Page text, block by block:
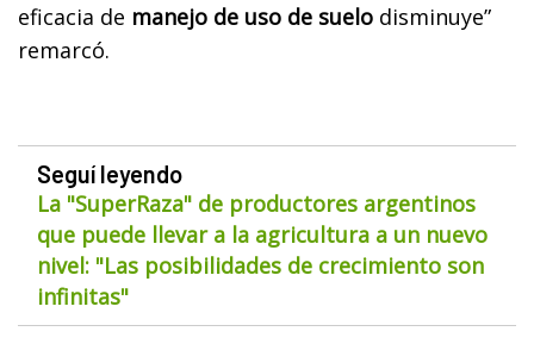
eficacia de manejo de uso de suelo disminuye”
remarcó.
Seguí leyendo
La "SuperRaza" de productores argentinos
que puede llevar a la agricultura a un nuevo
nivel: "Las posibilidades de crecimiento son
infinitas"